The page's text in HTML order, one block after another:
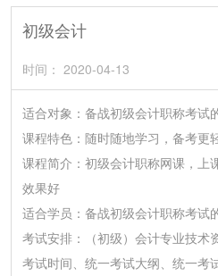
初级会计
时间： 2020-04-13
适合对象：备战初级会计职称考试
课程特色：随时随地学习，备考更
课程简介：初级会计职称网课，上
效果好
适合学员：备战初级会计职称考试
考试安排：（初级）会计专业技术
考试时间、统一考试大纲、统一考